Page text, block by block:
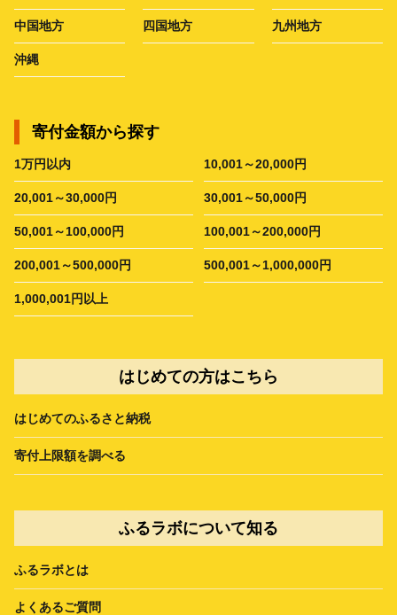
中国地方 四国地方 九州地方
沖縄
寄付金額から探す
1万円以内 10,001～20,000円
20,001～30,000円 30,001～50,000円
50,001～100,000円 100,001～200,000円
200,001～500,000円 500,001～1,000,000円
1,000,001円以上
はじめての方はこちら
はじめてのふるさと納税
寄付上限額を調べる
ふるラボについて知る
ふるラボとは
よくあるご質問